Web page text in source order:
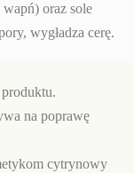
oraz sole
wygładza cerę.
na poprawę
cytrynowy